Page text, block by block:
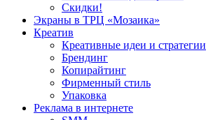
Скидки!
Экраны в ТРЦ «Мозаика»
Креатив
Креативные идеи и стратегии
Брендинг
Копирайтинг
Фирменный стиль
Упаковка
Реклама в интернете